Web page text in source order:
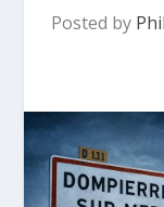
Posted by